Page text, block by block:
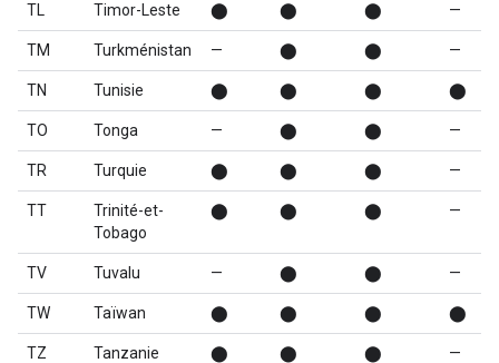
TL Timor-Leste ⬤ ⬤ ⬤ —
TM Turkménistan — ⬤ ⬤ —
TN Tunisie ⬤ ⬤ ⬤ ⬤
TO Tonga — ⬤ ⬤ —
TR Turquie ⬤ ⬤ ⬤ —
TT
Trinité-et-
Tobago
⬤ ⬤ ⬤ —
TV Tuvalu — ⬤ ⬤ —
TW Taïwan ⬤ ⬤ ⬤ ⬤
TZ Tanzanie ⬤ ⬤ ⬤ —